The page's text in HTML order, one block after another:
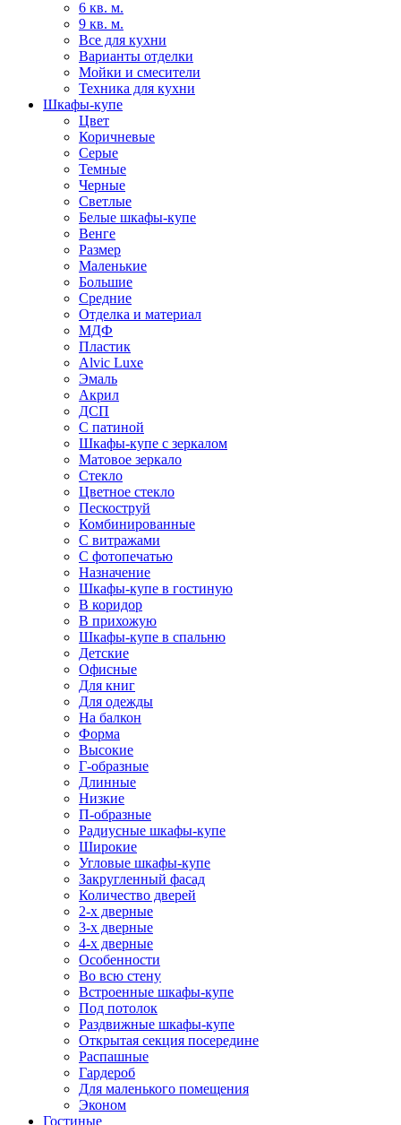
6 кв. м.
9 кв. м.
Все для кухни
Варианты отделки
Мойки и смесители
Техника для кухни
Шкафы-купе
Цвет
Коричневые
Серые
Темные
Черные
Светлые
Белые шкафы-купе
Венге
Размер
Маленькие
Большие
Средние
Отделка и материал
МДФ
Пластик
Alvic Luxe
Эмаль
Акрил
ДСП
С патиной
Шкафы-купе с зеркалом
Матовое зеркало
Стекло
Цветное стекло
Пескоструй
Комбинированные
С витражами
С фотопечатью
Назначение
Шкафы-купе в гостиную
В коридор
В прихожую
Шкафы-купе в спальню
Детские
Офисные
Для книг
Для одежды
На балкон
Форма
Высокие
Г-образные
Длинные
Низкие
П-образные
Радиусные шкафы-купе
Широкие
Угловые шкафы-купе
Закругленный фасад
Количество дверей
2-х дверные
3-х дверные
4-х дверные
Особенности
Во всю стену
Встроенные шкафы-купе
Под потолок
Раздвижные шкафы-купе
Открытая секция посередине
Распашные
Гардероб
Для маленького помещения
Эконом
Гостиные